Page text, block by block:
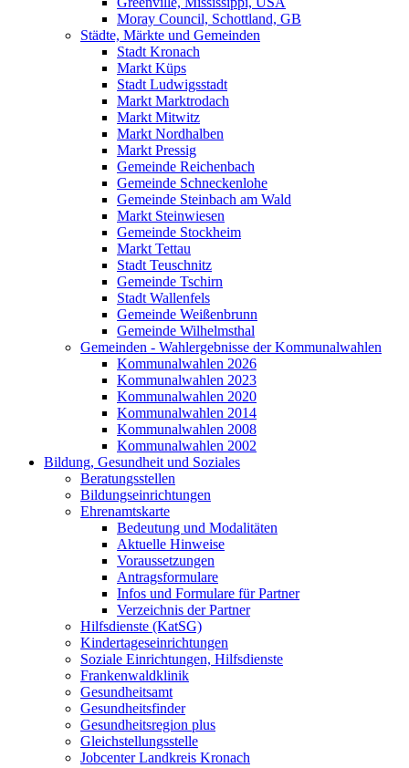
Moray Council, Schottland, GB
Städte, Märkte und Gemeinden
Stadt Kronach
Markt Küps
Stadt Ludwigsstadt
Markt Marktrodach
Markt Mitwitz
Markt Nordhalben
Markt Pressig
Gemeinde Reichenbach
Gemeinde Schneckenlohe
Gemeinde Steinbach am Wald
Markt Steinwiesen
Gemeinde Stockheim
Markt Tettau
Stadt Teuschnitz
Gemeinde Tschirn
Stadt Wallenfels
Gemeinde Weißenbrunn
Gemeinde Wilhelmsthal
Gemeinden - Wahlergebnisse der Kommunalwahlen
Kommunalwahlen 2026
Kommunalwahlen 2023
Kommunalwahlen 2020
Kommunalwahlen 2014
Kommunalwahlen 2008
Kommunalwahlen 2002
Bildung, Gesundheit und Soziales
Beratungsstellen
Bildungseinrichtungen
Ehrenamtskarte
Bedeutung und Modalitäten
Aktuelle Hinweise
Voraussetzungen
Antragsformulare
Infos und Formulare für Partner
Verzeichnis der Partner
Hilfsdienste (KatSG)
Kindertageseinrichtungen
Soziale Einrichtungen, Hilfsdienste
Frankenwaldklinik
Gesundheitsamt
Gesundheitsfinder
Gesundheitsregion plus
Gleichstellungsstelle
Jobcenter Landkreis Kronach